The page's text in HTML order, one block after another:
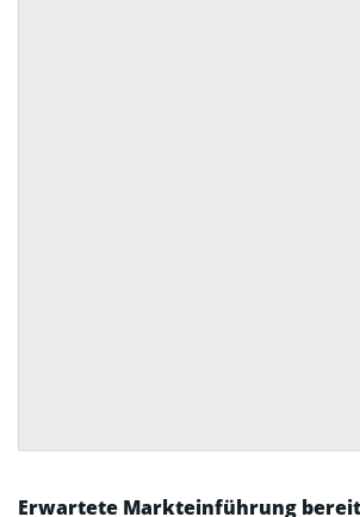
Erwartete Markteinführung